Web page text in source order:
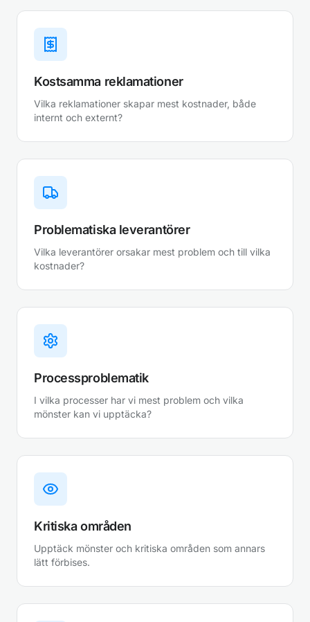
Kostsamma reklamationer
Vilka reklamationer skapar mest kostnader, både
internt och externt?
Problematiska leverantörer
Vilka leverantörer orsakar mest problem och till vilka
kostnader?
Processproblematik
I vilka processer har vi mest problem och vilka
mönster kan vi upptäcka?
Kritiska områden
Upptäck mönster och kritiska områden som annars
lätt förbises.